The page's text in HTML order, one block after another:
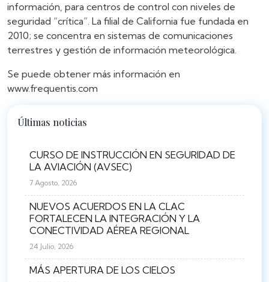
información, para centros de control con niveles de
seguridad “crítica”. La filial de California fue fundada en
2010; se concentra en sistemas de comunicaciones
terrestres y gestión de información meteorológica.
Se puede obtener más información en
www.frequentis.com
Últimas noticias
CURSO DE INSTRUCCIÓN EN SEGURIDAD DE
LA AVIACIÓN (AVSEC)
7 Agosto, 2026
NUEVOS ACUERDOS EN LA CLAC
FORTALECEN LA INTEGRACIÓN Y LA
CONECTIVIDAD AÉREA REGIONAL
24 Julio, 2026
MÁS APERTURA DE LOS CIELOS